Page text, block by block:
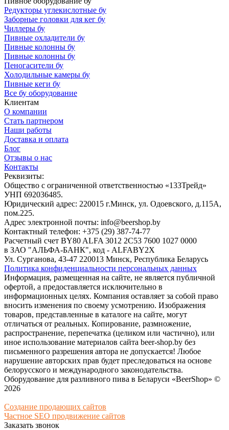
Редукторы углекислотные бу
Заборные головки для кег бу
Чиллеры бу
Пивные охладители бу
Пивные колонны бу
Пивные колонны бу
Пеногасители бу
Холодильные камеры бу
Пивные кеги бу
Все бу оборудование
Клиентам
О компании
Стать партнером
Наши работы
Доставка и оплата
Блог
Отзывы о нас
Контакты
Реквизиты:
Общество с ограниченной ответственностью «133Трейд»
УНП 692036485​.
Юридический адрес: 220015 г.Минск, ул. Одоевского, д.115А,
пом.225.
Адрес электронной почты: info@beershop.by
Контактный телефон: +375 (29) 387-74-77
Расчетный счет BY80 ALFA 3012 2C53 7600 1027 0000
в ЗАО "АЛЬФА-БАНК", код - ALFABY2X
Ул. Сурганова, 43-47 220013 Минск, Республика Беларусь
Политика конфиденциальности персональных данных
Информация, размещенная на сайте, не является публичной
офертой, а предоставляется исключительно в
информационных целях. Компания оставляет за собой право
вносить изменения по своему усмотрению. Изображения
товаров, представленные в каталоге на сайте, могут
отличаться от реальных. Копирование, размножение,
распространение, перепечатка (целиком или частично), или
иное использование материалов сайта beer-shop.by без
письменного разрешения автора не допускается! Любое
нарушение авторских прав будет преследоваться на основе
белорусского и международного законодательства.
Оборудование для разливного пива в Беларуси «BeerShop» ©
2026
Создание продающих сайтов
Частное SEO продвижение сайтов
Заказать звонок